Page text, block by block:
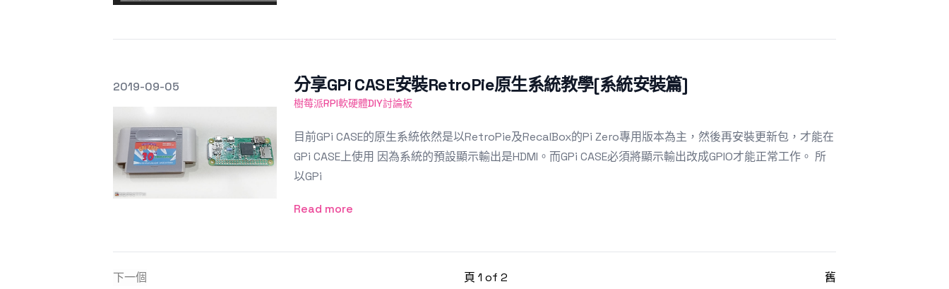
發文於
2019-09-05
分享GPi CASE安裝RetroPie原生系統教學[系統安裝篇]
樹莓派RPI軟硬體DIY討論板
目前GPi CASE的原生系統依然是以RetroPie及RecalBox的Pi Zero專用版本為主，然後再安裝更新包，才能在
GPi CASE上使用 因為系統的預設顯示輸出是HDMI。而GPi CASE必須將顯示輸出改成GPIO才能正常工作。 所
以GPi
Read more
下一個 頁 1 of 2 舊